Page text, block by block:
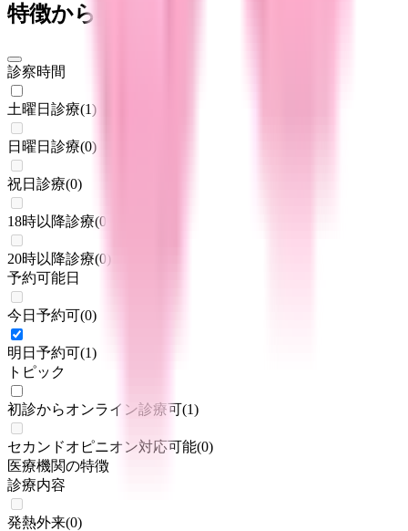
特徴からさがす
診察時間
土曜日診療(1)
日曜日診療(0)
祝日診療(0)
18時以降診療(0
20時以降診療(0 )
予約可能日
今日予約可(0)
明日予約可(1)
トピック
初診からオンライン診療可(1)
セカンドオピニオン対応可能(0)
医療機関の特徴
診療内容
発熱外来(0)